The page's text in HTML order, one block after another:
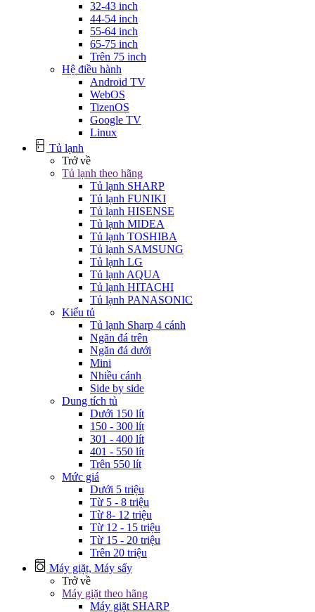
32-43 inch
44-54 inch
55-64 inch
65-75 inch
Trên 75 inch
Hệ điều hành
Android TV
WebOS
TizenOS
Google TV
Linux
Tủ lạnh
Trở về
Tủ lạnh theo hãng
Tủ lạnh SHARP
Tủ lạnh FUNIKI
Tủ lạnh HISENSE
Tủ lạnh MIDEA
Tủ lạnh TOSHIBA
Tủ lạnh SAMSUNG
Tủ lạnh LG
Tủ lạnh AQUA
Tủ lạnh HITACHI
Tủ lạnh PANASONIC
Kiểu tủ
Tủ lạnh Sharp 4 cánh
Ngăn đá trên
Ngăn đá dưới
Mini
Nhiều cánh
Side by side
Dung tích tủ
Dưới 150 lít
150 - 300 lít
301 - 400 lít
401 - 550 lít
Trên 550 lít
Mức giá
Dưới 5 triệu
Từ 5 - 8 triệu
Từ 8- 12 triệu
Từ 12 - 15 triệu
Từ 15 - 20 triệu
Trên 20 triệu
Máy giặt, Máy sấy
Trở về
Máy giặt theo hãng
Máy giặt SHARP